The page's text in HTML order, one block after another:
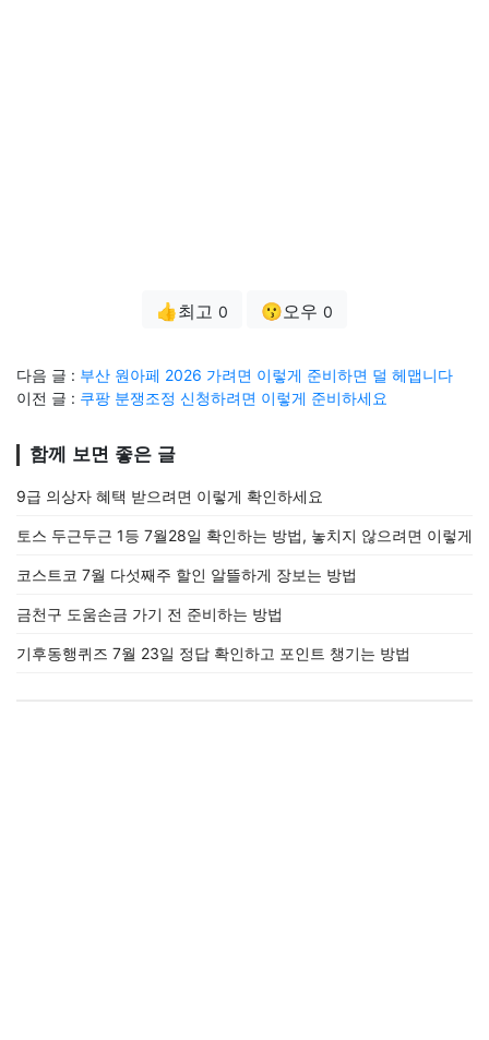
👍최고 0 😗오우 0
다음 글 : 부산 원아페 2026 가려면 이렇게 준비하면 덜 헤맵니다
이전 글 : 쿠팡 분쟁조정 신청하려면 이렇게 준비하세요
함께 보면 좋은 글
9급 의상자 혜택 받으려면 이렇게 확인하세요
토스 두근두근 1등 7월28일 확인하는 방법, 놓치지 않으려면 이렇게
코스트코 7월 다섯째주 할인 알뜰하게 장보는 방법
금천구 도움손금 가기 전 준비하는 방법
기후동행퀴즈 7월 23일 정답 확인하고 포인트 챙기는 방법